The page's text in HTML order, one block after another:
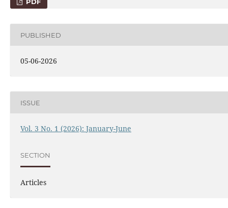
PUBLISHED
05-06-2026
ISSUE
Vol. 3 No. 1 (2026): January-June
SECTION
Articles